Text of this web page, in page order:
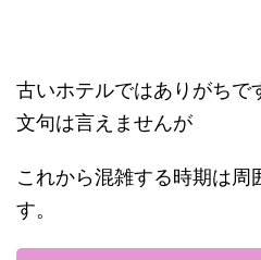
古いホテルではありがちで
文句は言えませんが
これから混雑する時期は
す。